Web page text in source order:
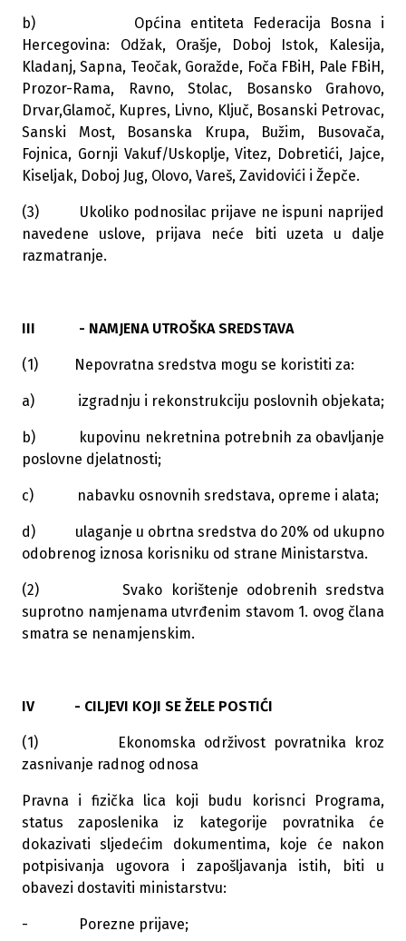
b) Općina entiteta Federacija Bosna i
Hercegovina: Odžak, Orašje, Doboj Istok, Kalesija,
Kladanj, Sapna, Teočak, Goražde, Foča FBiH, Pale FBiH,
Prozor-Rama, Ravno, Stolac, Bosansko Grahovo,
Drvar,Glamoč, Kupres, Livno, Ključ, Bosanski Petrovac,
Sanski Most, Bosanska Krupa, Bužim, Busovača,
Fojnica, Gornji Vakuf/Uskoplje, Vitez, Dobretići, Jajce,
Kiseljak, Doboj Jug, Olovo, Vareš, Zavidovići i Žepče.
(3) Ukoliko podnosilac prijave ne ispuni naprijed
navedene uslove, prijava neće biti uzeta u dalje
razmatranje.
III - NAMJENA UTROŠKA SREDSTAVA
(1) Nepovratna sredstva mogu se koristiti za:
a) izgradnju i rekonstrukciju poslovnih objekata;
b) kupovinu nekretnina potrebnih za obavljanje
poslovne djelatnosti;
c) nabavku osnovnih sredstava, opreme i alata;
d) ulaganje u obrtna sredstva do 20% od ukupno
odobrenog iznosa korisniku od strane Ministarstva.
(2) Svako korištenje odobrenih sredstva
suprotno namjenama utvrđenim stavom 1. ovog člana
smatra se nenamjenskim.
IV - CILJEVI KOJI SE ŽELE POSTIĆI
(1) Ekonomska održivost povratnika kroz
zasnivanje radnog odnosa
Pravna i fizička lica koji budu korisnci Programa,
status zaposlenika iz kategorije povratnika će
dokazivati sljedećim dokumentima, koje će nakon
potpisivanja ugovora i zapošljavanja istih, biti u
obavezi dostaviti ministarstvu:
- Porezne prijave;